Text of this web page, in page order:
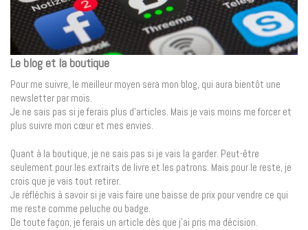
Le blog et la boutique
Pour me suivre, le meilleur moyen sera mon blog, qui aura bientôt une
newsletter par mois.
Je ne sais pas si je ferais plus d’articles. Mais je vais moins me forcer et
plus suivre mon cœur et mes envies.
Quant à la boutique, je ne sais pas si je vais la garder. Peut-être
seulement pour les extraits de livre et les patrons. Mais pour le reste, je
crois que je vais tout retirer.
Je réfléchis à savoir si je vais faire une baisse de prix pour vendre ce qui
me reste comme peluche ou badge.
De toute façon, je ferais un article dès que j’ai pris ma décision.